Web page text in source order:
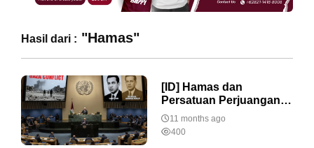
Hasil dari : "Hamas"
[ID] Hamas dan
Persatuan Perjuangan
(PP) dalam
Kemerdekaan Palestina-
11 months ago
400